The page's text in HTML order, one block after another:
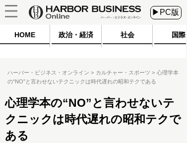
▶PC版
HOME 政治・経済 社会 国際
ハーバー・ビジネス・オンライン カルチャー・スポーツ
心理学本
の“NO”と言わせないテクニックは時代遅れの昭和テクである
心理学本の“NO”と言わせないテ
クニックは時代遅れの昭和テクで
ある